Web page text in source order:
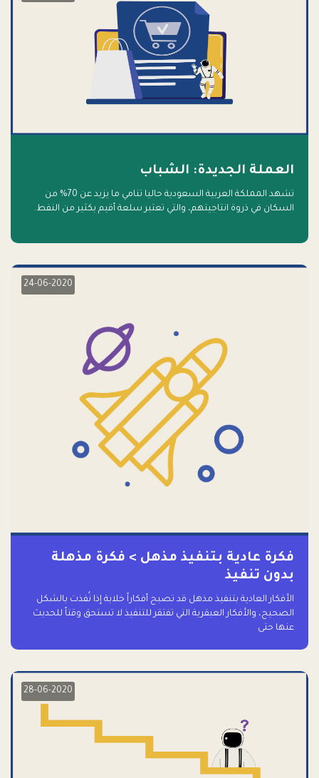
العملة الجديدة: الشباب
تشهد المملكة العربية السعودية حاليا تنامي ما يزيد عن 70% من
السكان في ذروة انتاجيتهم، والتي تعتبر سلعة أقيم بكثير من النفط.
24-06-2020
فكرة عادية بتنفيذ مذهل > فكرة مذهلة
بدون تنفيذ
الأفكار العادية بتنفيذ مذهل قد تصبح أفكاراً خلابة إذا نُفذت بالشكل
الصحيح، والأفكار العبقرية التي تفتقر للتنفيذ لا تستحق وقتاً للحديث
عنها حتى
28-06-2020